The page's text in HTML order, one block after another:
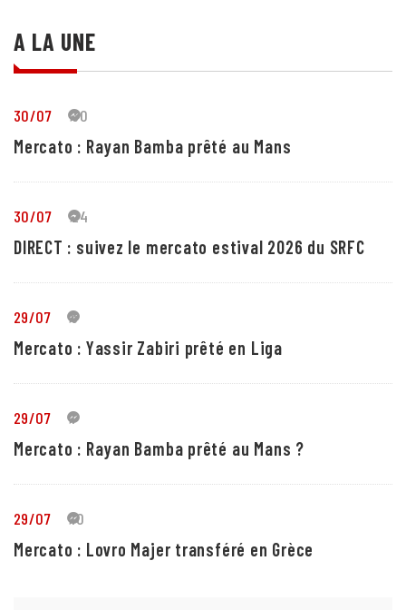
A LA UNE
30/07 30
Mercato : Rayan Bamba prêté au Mans
30/07 24
DIRECT : suivez le mercato estival 2026 du SRFC
29/07 5
Mercato : Yassir Zabiri prêté en Liga
29/07 1
Mercato : Rayan Bamba prêté au Mans ?
29/07 10
Mercato : Lovro Majer transféré en Grèce